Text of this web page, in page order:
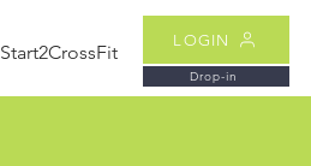
Start2CrossFit
LOGIN
Drop-in